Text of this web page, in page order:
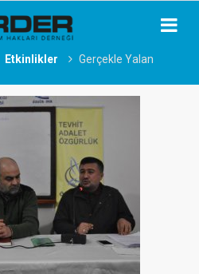
Etkinlikler
Gerçekle Yalan